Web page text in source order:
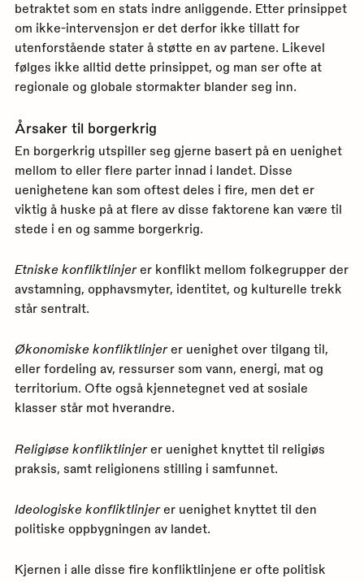
betraktet som en stats indre anliggende. Etter prinsippet
om ikke-intervensjon er det derfor ikke tillatt for
utenforstående stater å støtte en av partene. Likevel
følges ikke alltid dette prinsippet, og man ser ofte at
regionale og globale stormakter blander seg inn.
Årsaker til borgerkrig
En borgerkrig utspiller seg gjerne basert på en uenighet
mellom to eller flere parter innad i landet. Disse
uenighetene kan som oftest deles i fire, men det er
viktig å huske på at flere av disse faktorene kan være til
stede i en og samme borgerkrig.
Etniske konfliktlinjerer konflikt mellom folkegrupper der
avstamning, opphavsmyter, identitet, og kulturelle trekk
står sentralt.
Økonomiske konfliktlinjerer uenighet over tilgang til,
eller fordeling av, ressurser som vann, energi, mat og
territorium. Ofte også kjennetegnet ved at sosiale
klasser står mot hverandre.
Religiøse konfliktlinjerer uenighet knyttet til religiøs
praksis, samt religionens stilling i samfunnet.
Ideologiske konfliktlinjerer uenighet knyttet til den
politiske oppbygningen av landet.
Kjernen i alle disse fire konfliktlinjene er ofte politisk